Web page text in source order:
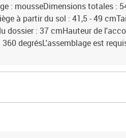
: mousseDimensions totales :
à partir du sol : 41,5 - 49
dossier : 37 cmHauteur de
degrésL'assemblage est